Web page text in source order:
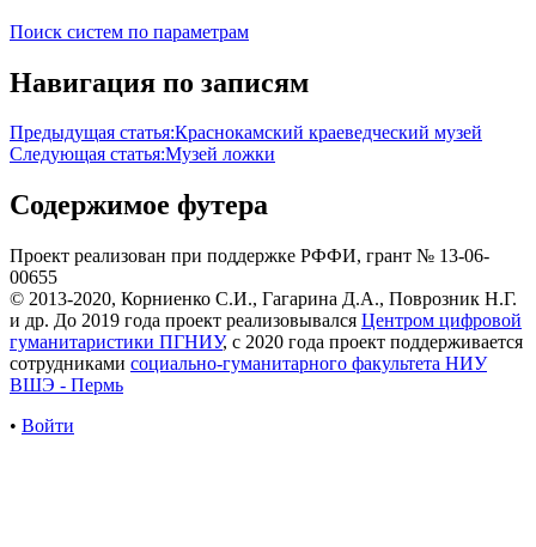
Поиск систем по параметрам
Навигация по записям
Предыдущая статья:Краснокамский краеведческий музей
Следующая статья:Музей ложки
Содержимое футера
Проект реализован при поддержке РФФИ, грант № 13-06-
00655
© 2013-2020, Корниенко С.И., Гагарина Д.А., Поврозник Н.Г.
и др. До 2019 года проект реализовывался Центром цифровой
гуманитаристики ПГНИУ, с 2020 года проект поддерживается
сотрудниками социально-гуманитарного факультета НИУ
ВШЭ - Пермь
• Войти